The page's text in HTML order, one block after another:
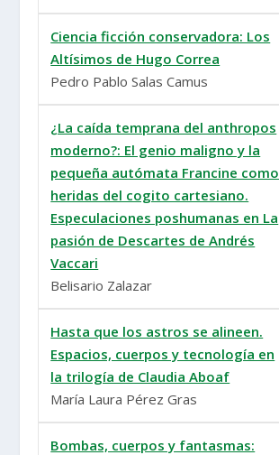
Ciencia ficción conservadora: Los
Altísimos de Hugo Correa
Pedro Pablo Salas Camus
¿La caída temprana del anthropos
moderno?: El genio maligno y la
pequeña autómata Francine como
heridas del cogito cartesiano.
Especulaciones poshumanas en La
pasión de Descartes de Andrés
Vaccari
Belisario Zalazar
Hasta que los astros se alineen.
Espacios, cuerpos y tecnología en
la trilogía de Claudia Aboaf
María Laura Pérez Gras
Bombas, cuerpos y fantasmas: